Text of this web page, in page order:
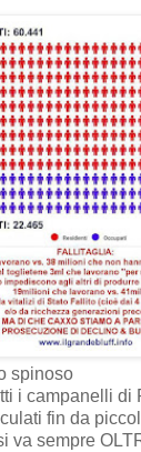
spinoso
i campanelli di
fin da
va sempre